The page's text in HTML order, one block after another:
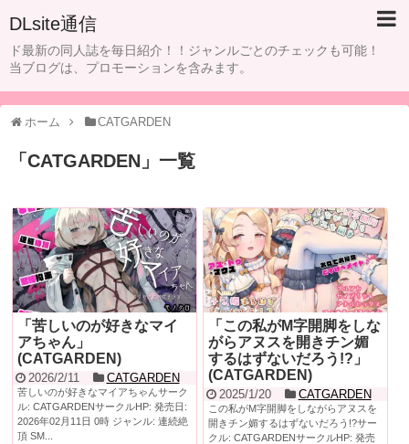
DLsite通信
ド最新の同人誌を毎日紹介！！ジャンルごとのチェックも可能！
当ブログは、プロモーションを含みます。
ホーム CATGARDEN
「 CATGARDEN 」 一覧
「苦しいのが好きなマイ
アちゃん」
(CATGARDEN)
2026/2/11 CATGARDEN
苦しいのが好きなマイアちゃんサーク
ル: CATGARDENサークルHP: 発売日:
2026年02月11日 0時 ジャンル: 連続絶
頂 SM...
「この私がM字開脚をしな
がらアヌスを開きチン媚
するはずないだろう!?」
(CATGARDEN)
2025/1/20 CATGARDEN
この私がM字開脚をしながらアヌスを
開きチン媚するはずないだろう!?サー
クル: CATGARDENサークルHP: 発売